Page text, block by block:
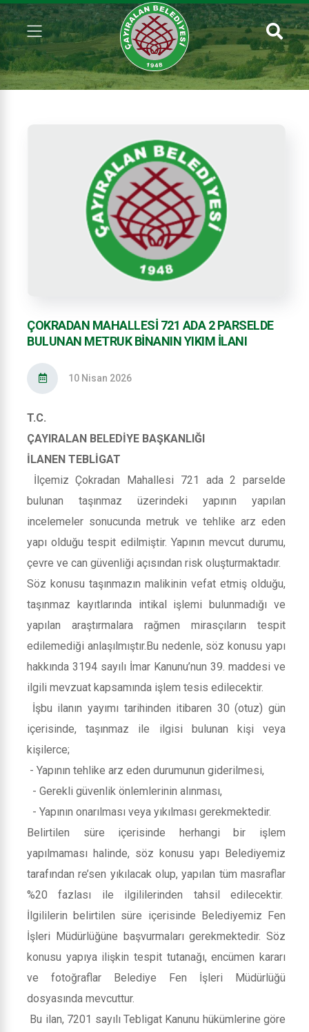
ÇOKRADAN MAHALLESİ 721 ADA 2 PARSELDE
BULUNAN METRUK BİNANIN YIKIM İLANI
10 Nisan 2026
T.C.
ÇAYIRALAN BELEDİYE BAŞKANLIĞI
İLANEN TEBLİGAT
İlçemiz Çokradan Mahallesi 721 ada 2 parselde
bulunan taşınmaz üzerindeki yapının yapılan
incelemeler sonucunda metruk ve tehlike arz eden
yapı olduğu tespit edilmiştir. Yapının mevcut durumu,
çevre ve can güvenliği açısından risk oluşturmaktadır.
Söz konusu taşınmazın malikinin vefat etmiş olduğu,
taşınmaz kayıtlarında intikal işlemi bulunmadığı ve
yapılan araştırmalara rağmen mirasçıların tespit
edilemediği anlaşılmıştır.Bu nedenle, söz konusu yapı
hakkında 3194 sayılı İmar Kanunu’nun 39. maddesi ve
ilgili mevzuat kapsamında işlem tesis edilecektir.
İşbu ilanın yayımı tarihinden itibaren 30 (otuz) gün
içerisinde, taşınmaz ile ilgisi bulunan kişi veya
kişilerce;
- Yapının tehlike arz eden durumunun giderilmesi,
- Gerekli güvenlik önlemlerinin alınması,
- Yapının onarılması veya yıkılması gerekmektedir.
Belirtilen süre içerisinde herhangi bir işlem
yapılmaması halinde, söz konusu yapı Belediyemiz
tarafından re’sen yıkılacak olup, yapılan tüm masraflar
%20 fazlası ile ilgililerinden tahsil edilecektir.
İlgililerin belirtilen süre içerisinde Belediyemiz Fen
İşleri Müdürlüğüne başvurmaları gerekmektedir. Söz
konusu yapıya ilişkin tespit tutanağı, encümen kararı
ve fotoğraflar Belediye Fen İşleri Müdürlüğü
dosyasında mevcuttur.
Bu ilan, 7201 sayılı Tebligat Kanunu hükümlerine göre